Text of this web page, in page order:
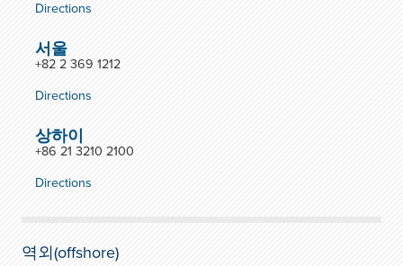
Directions
서울
+82 2 369 1212
Directions
상하이
+86 21 3210 2100
Directions
역외(offshore)